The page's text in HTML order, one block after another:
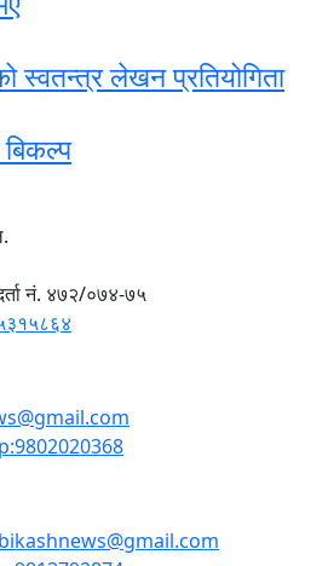
लेखन प्रतियोगिता
बिकल्प
नं. ४७२/०७४-७५